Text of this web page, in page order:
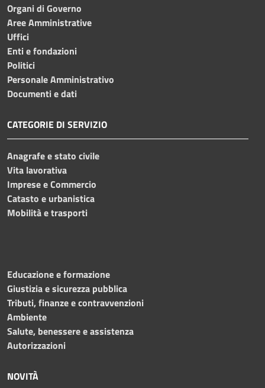
Organi di Governo
Aree Amministrative
Uffici
Enti e fondazioni
Politici
Personale Amministrativo
Documenti e dati
CATEGORIE DI SERVIZIO
Anagrafe e stato civile
Vita lavorativa
Imprese e Commercio
Catasto e urbanistica
Mobilità e trasporti
Educazione e formazione
Giustizia e sicurezza pubblica
Tributi, finanze e contravvenzioni
Ambiente
Salute, benessere e assistenza
Autorizzazioni
NOVITÀ